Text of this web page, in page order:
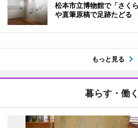
松本市立博物館で「さく
や直筆原稿で足跡たどる
もっと見る
暮らす・働く